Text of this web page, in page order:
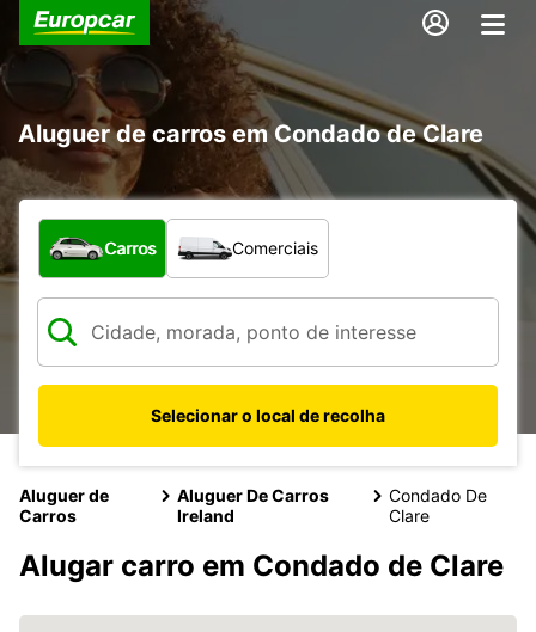
Aluguer de carros em Condado de Clare
Que tipo de veículo pretende?
Carros Comerciais
Selecionar o local de recolha
Aluguer de
Carros
Aluguer De Carros
Ireland
Condado De
Clare
Alugar carro em Condado de Clare